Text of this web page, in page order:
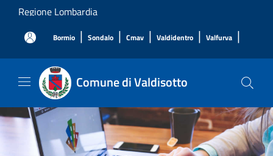
Salta al contenuto principale
Regione Lombardia
Bormio | Sondalo | Cmav | Valdidentro | Valfurva |
Comune di Valdisotto